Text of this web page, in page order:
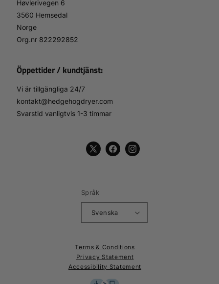
Høvlerivegen 6
3560 Hemsedal
Norge
Org.nr 822292852
Öppettider / kundtjänst:
Vi är tillgängliga 24/7
kontakt@hedgehogdryer.com
Svarstid vanligtvis 1-3 timmar
X
FacebookInstagram
Språk
Svenska
Terms & Conditions
Privacy Statement
Accessibility Statement